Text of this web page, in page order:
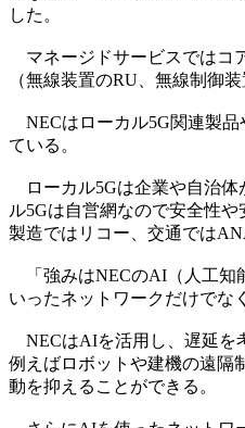
した。
マネージドサービスではコ
（無線装置のRU、無線制御
NECはローカル5G関連製品
ている。
ローカル5Gは企業や自治体
ル5Gは自営網なので安全性
製造ではリコー、交通では
「強みはNECのAI（人工知
いったネットワークだけでな
NECはAIを活用し、遅延を
例えばロボットや建機の遠隔
動を抑えることができる。